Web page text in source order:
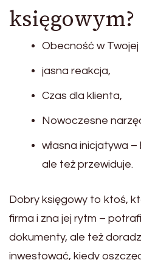
księgowym?
Obecność w Twojej
jasna reakcja,
Czas dla klienta,
Nowoczesne
własna inicjatywa
ale też przewiduje.
Dobry księgowy to ktoś,
firma i zna jej rytm –
dokumenty, ale też
inwestować, kiedy